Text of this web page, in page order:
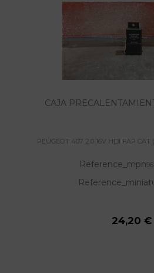
CAJA
PEUGEOT 407 2.0 16V HDI FAP CAT
Reference_mpn
24,20 €